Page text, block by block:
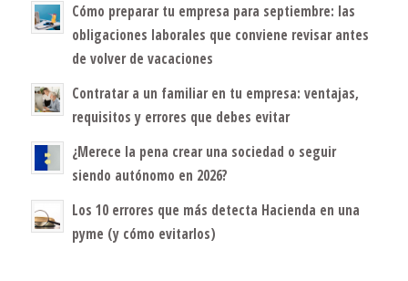
Cómo preparar tu empresa para septiembre: las
obligaciones laborales que conviene revisar antes
de volver de vacaciones
Contratar a un familiar en tu empresa: ventajas,
requisitos y errores que debes evitar
¿Merece la pena crear una sociedad o seguir
siendo autónomo en 2026?
Los 10 errores que más detecta Hacienda en una
pyme (y cómo evitarlos)